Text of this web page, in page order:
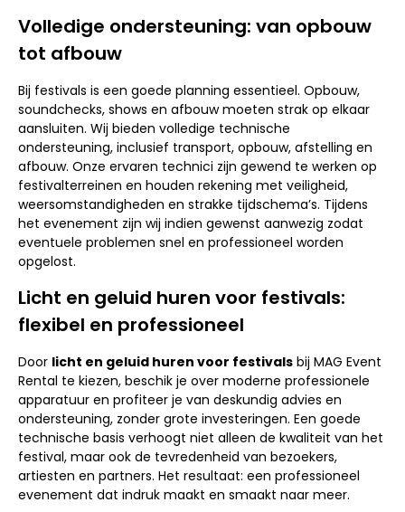
Volledige ondersteuning: van opbouw
tot afbouw
Bij festivals is een goede planning essentieel. Opbouw,
soundchecks, shows en afbouw moeten strak op elkaar
aansluiten. Wij bieden volledige technische
ondersteuning, inclusief transport, opbouw, afstelling en
afbouw. Onze ervaren technici zijn gewend te werken op
festivalterreinen en houden rekening met veiligheid,
weersomstandigheden en strakke tijdschema’s. Tijdens
het evenement zijn wij indien gewenst aanwezig zodat
eventuele problemen snel en professioneel worden
opgelost.
Licht en geluid huren voor festivals:
flexibel en professioneel
Door licht en geluid huren voor festivals bij MAG Event
Rental te kiezen, beschik je over moderne professionele
apparatuur en profiteer je van deskundig advies en
ondersteuning, zonder grote investeringen. Een goede
technische basis verhoogt niet alleen de kwaliteit van het
festival, maar ook de tevredenheid van bezoekers,
artiesten en partners. Het resultaat: een professioneel
evenement dat indruk maakt en smaakt naar meer.